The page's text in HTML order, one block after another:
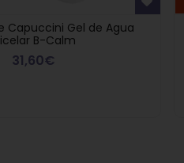
Capuccini Gel de Agua
B-Calm
31,60€